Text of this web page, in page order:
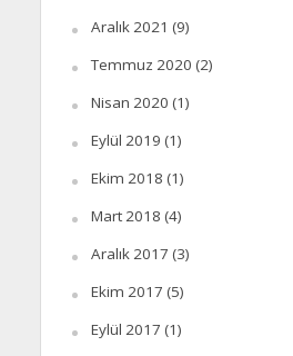
Aralık 2021 (9)
Temmuz 2020 (2)
Nisan 2020 (1)
Eylül 2019 (1)
Ekim 2018 (1)
Mart 2018 (4)
Aralık 2017 (3)
Ekim 2017 (5)
Eylül 2017 (1)